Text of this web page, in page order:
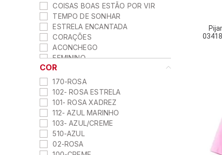
COR
170-ROSA
102- ROSA ESTRELA
101- ROSA XADREZ
112- AZUL MARINHO
103- AZUL/CREME
510-AZUL
02-ROSA
COISAS BOAS ESTÃO POR VIR
TEMPO DE SONHAR
ESTRELA ENCANTADA
CORAÇÕES
ACONCHEGO
FEMININO
MASCULINO
MENINAS
MENINOS
SONHAR ALTO
SONHANDO ACORDADA